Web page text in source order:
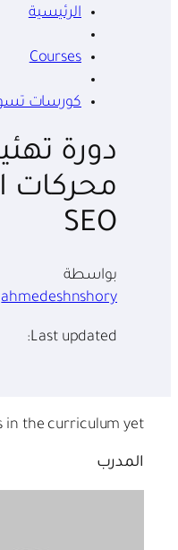
الرئيسية
Courses
كورسات
دورة
محركات
SEO
بواسطة
ahmedeshnshory
Last updated:
in the curriculum yet.
المدرب